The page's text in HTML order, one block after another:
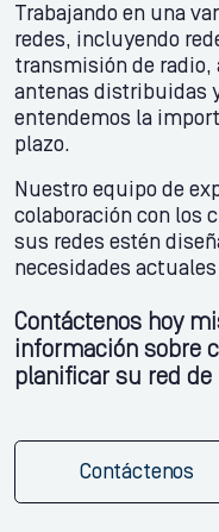
Trabajando en una
redes, incluyendo
transmisión de radio,
antenas distribuidas
entendemos la
plazo.
Nuestro equipo de
colaboración con los
sus redes estén
necesidades
Contáctenos hoy
información sobre
planificar su red
Contáctenos